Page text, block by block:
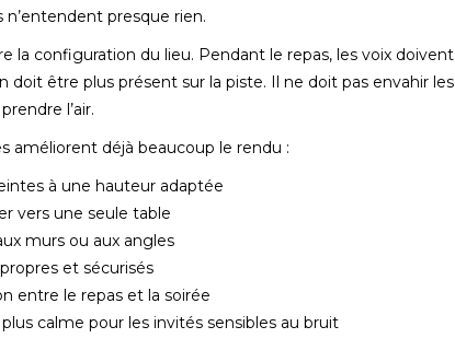
n’entendent presque rien.
la configuration du lieu. Pendant le repas, les voix
doit être plus présent sur la piste. Il ne doit pas envahir
l’air.
améliorent déjà beaucoup le rendu :
à une hauteur adaptée
vers une seule table
murs ou aux angles
et sécurisés
entre le repas et la soirée
calme pour les invités sensibles au bruit